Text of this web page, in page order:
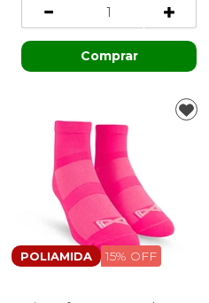
Comprar
POLIAMIDA 15% OFF